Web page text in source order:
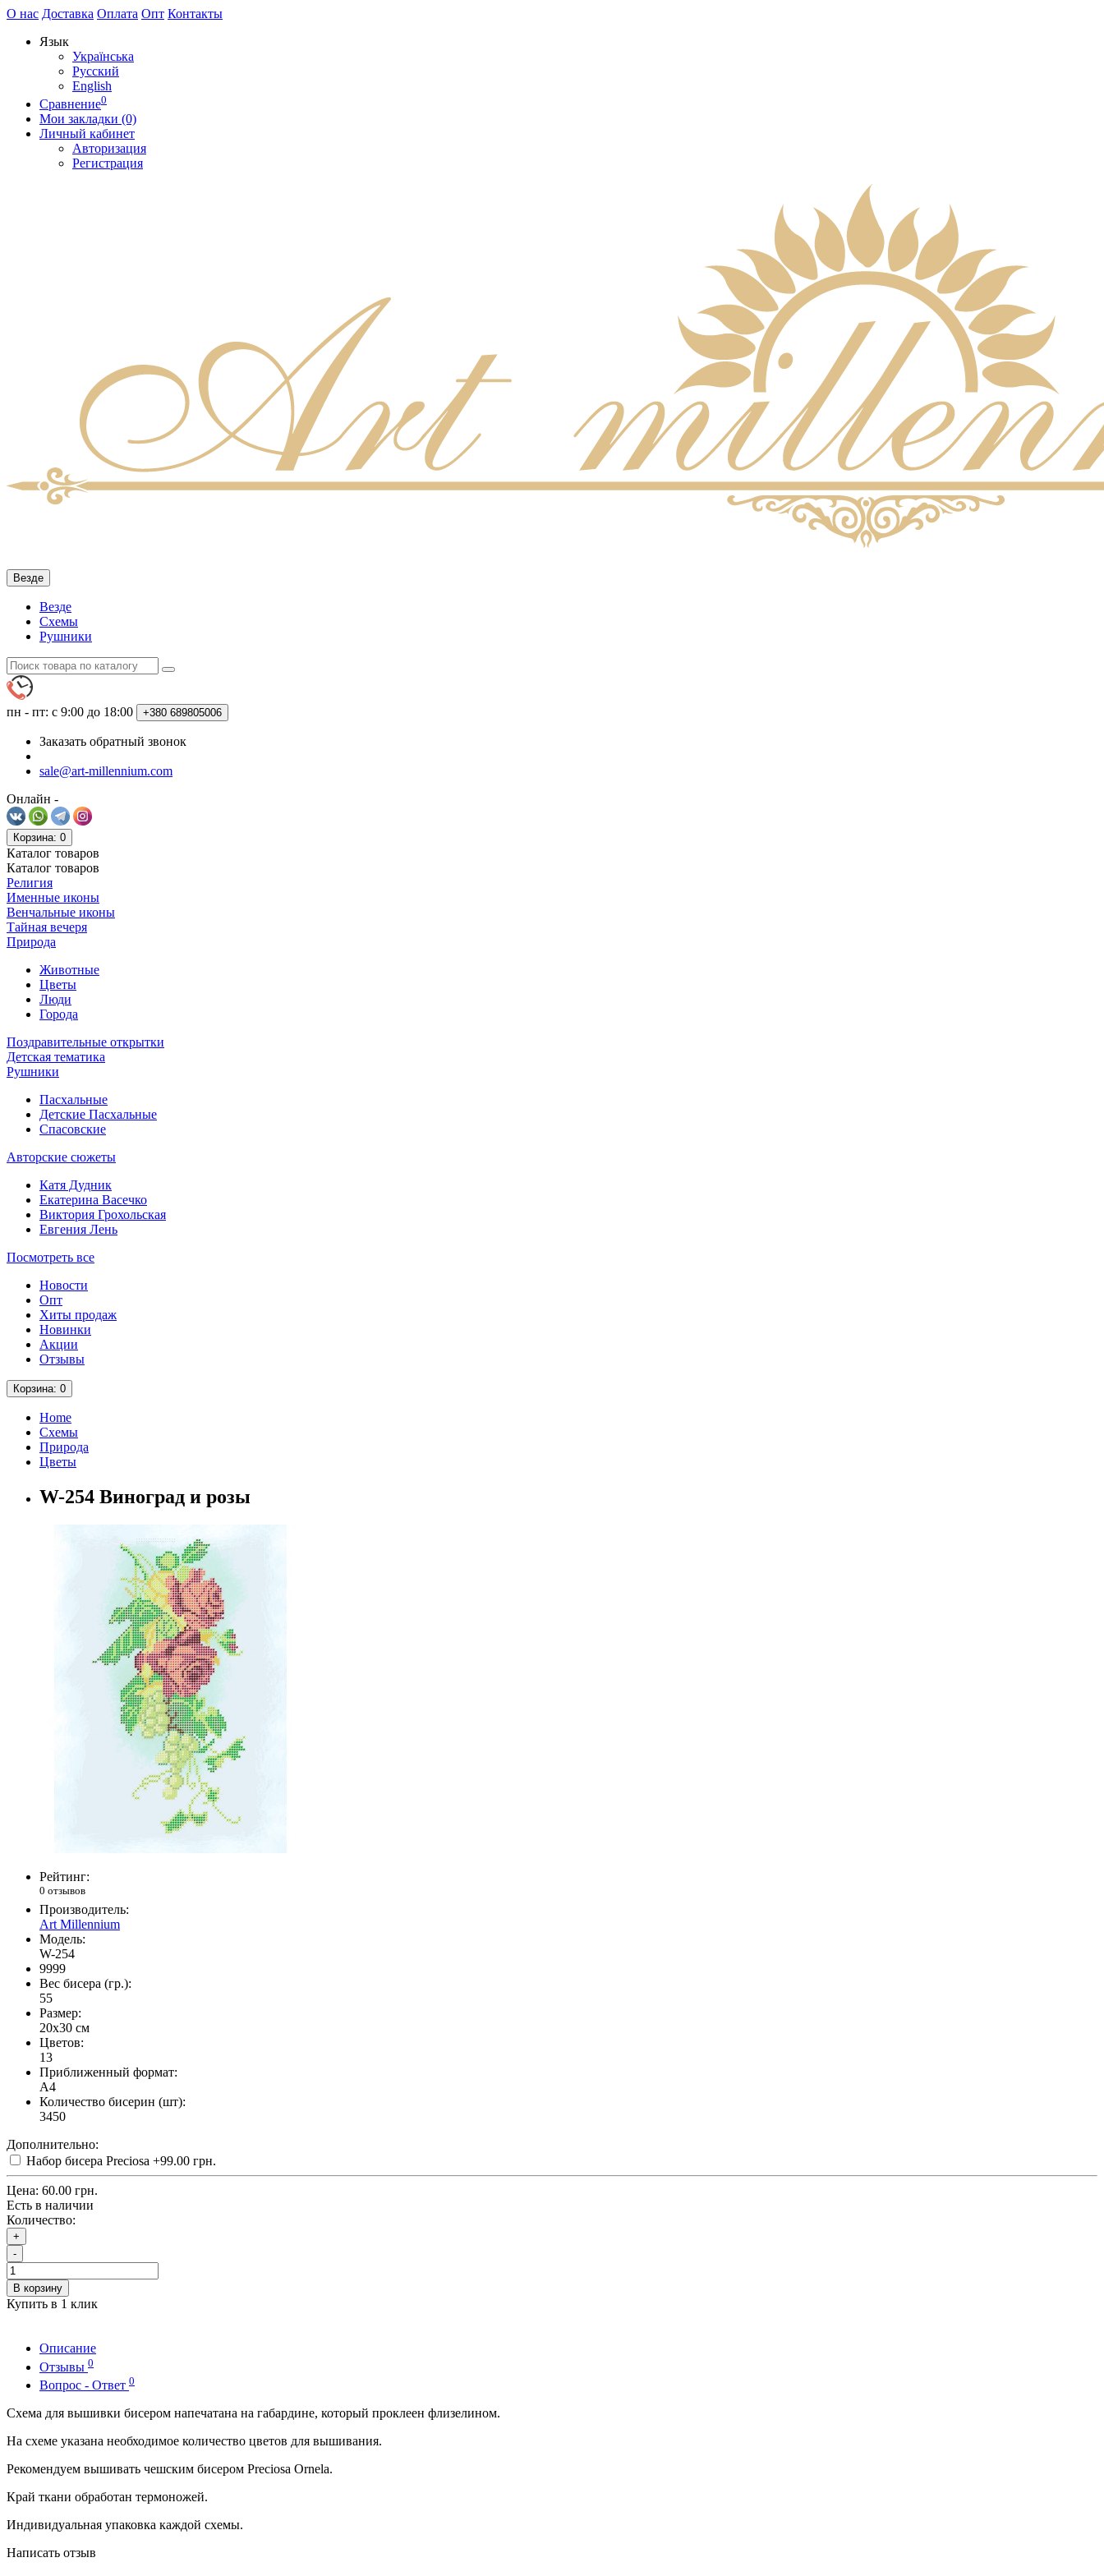
О нас Доставка Оплата Опт Контакты
Язык
Українська
Русский
English
Сравнение0
Мои закладки (0)
Личный кабинет
Авторизация
Регистрация
Везде
Везде
Схемы
Рушники
пн - пт: с 9:00 до 18:00 +380 689805006
Заказать обратный звонок
sale@art-millennium.com
Онлайн -
Корзина: 0
Каталог товаров
Каталог товаров
Религия
Именные иконы
Венчальные иконы
Тайная вечеря
Природа
Животные
Цветы
Люди
Города
Поздравительные открытки
Детская тематика
Рушники
Пасхальные
Детские Пасхальные
Спасовские
Авторские сюжеты
Катя Дудник
Екатерина Васечко
Виктория Грохольская
Евгения Лень
Посмотреть все
Новости
Опт
Хиты продаж
Новинки
Акции
Отзывы
Корзина: 0
Home
Схемы
Природа
Цветы
W-254 Виноград и розы
Рейтинг:
0 отзывов
Производитель:
Art Millennium
Модель:
W-254
9999
Вес бисера (гр.):
55
Размер:
20x30 см
Цветов:
13
Приближенный формат:
A4
Количество бисерин (шт):
3450
Дополнительно:
Набор бисера Preciosa +99.00 грн.
Цена: 60.00 грн.
Есть в наличии
Количество:
+
-
В корзину
Купить в 1 клик
Описание
Отзывы 0
Вопрос - Ответ 0
Схема для вышивки бисером напечатана на габардине, который проклеен флизелином.
На схеме указана необходимое количество цветов для вышивания.
Рекомендуем вышивать чешским бисером Preciosa Ornela.
Край ткани обработан термоножей.
Индивидуальная упаковка каждой схемы.
Написать отзыв